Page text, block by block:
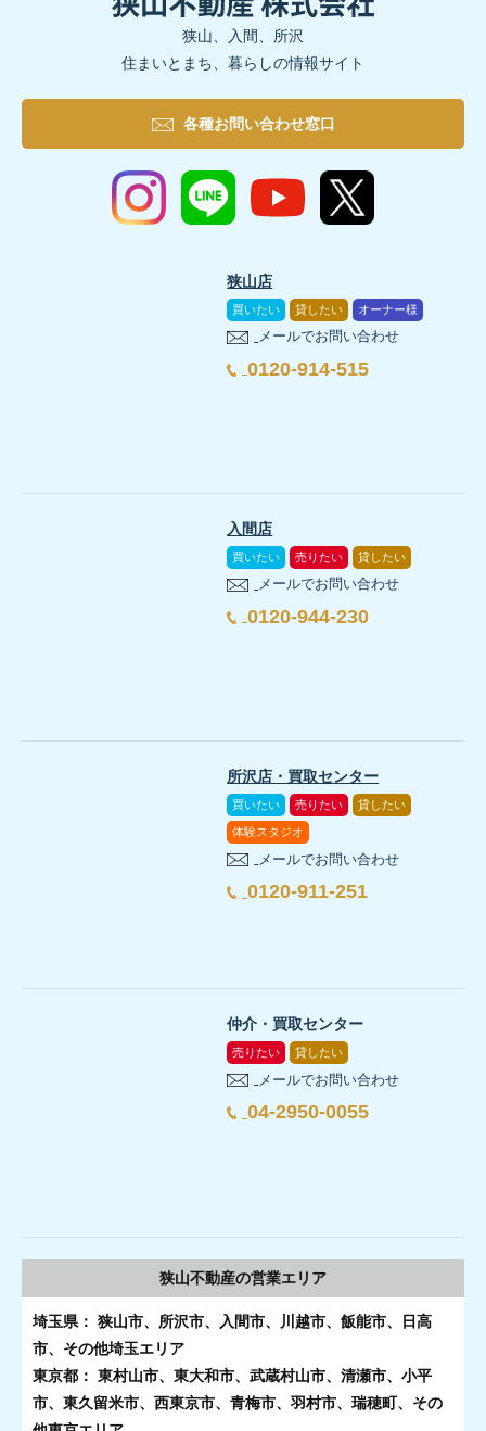
狭山、入間、所沢
住まいとまち、暮らしの情報サイト
各種お問い合わせ窓口
狭山店
買いたい 貸したい オーナー様
メールでお問い合わせ
0120-914-515
入間店
買いたい 売りたい 貸したい
メールでお問い合わせ
0120-944-230
所沢店・買取センター
買いたい 売りたい 貸したい
体験スタジオ
メールでお問い合わせ
0120-911-251
仲介・買取センター
売りたい 貸したい
メールでお問い合わせ
04-2950-0055
狭山不動産の営業エリア
埼玉県： 狭山市、所沢市、入間市、川越市、飯能市、日高
市、その他埼玉エリア
東京都： 東村山市、東大和市、武蔵村山市、清瀬市、小平
市、東久留米市、西東京市、青梅市、羽村市、瑞穂町、その